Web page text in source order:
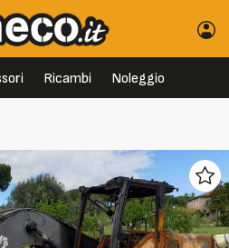
Ricambi Noleggio